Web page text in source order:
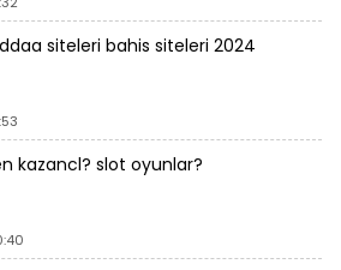
siteleri bahis siteleri 2024
kazancl? slot oyunlar?